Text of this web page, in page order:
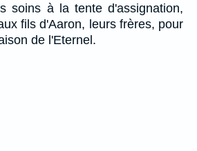
soins à la tente d'assignation,
fils d'Aaron, leurs frères, pour
de l'Eternel.